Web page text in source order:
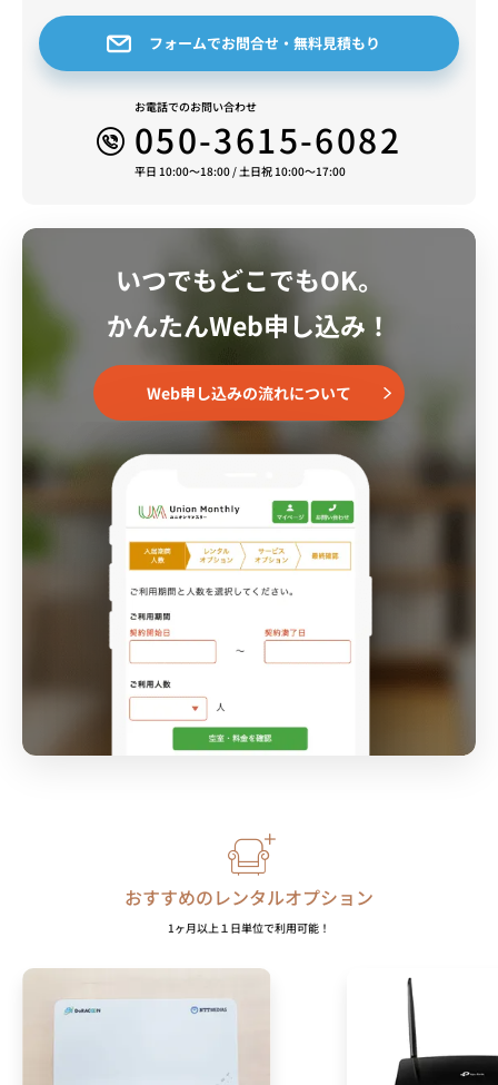
フォームでお問合せ・無料見積もり
お電話でのお問い合わせ
050-3615-6082
平日 10:00～18:00 / 土日祝 10:00～17:00
いつでもどこでもOK。
かんたんWeb申し込み！
Web申し込みの流れについて
おすすめのレンタルオプション
1ヶ月以上１日単位で利用可能！